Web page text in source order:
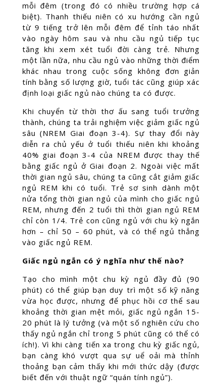
mỗi đêm (trong đó có nhiều trường hợp cá
biệt). Thanh thiếu niên có xu hướng cần ngủ
từ 9 tiếng trở lên mỗi đêm để tỉnh táo nhất
vào ngày hôm sau và nhu cầu ngủ tiếp tục
tăng khi xem xét tuổi đời càng trẻ. Nhưng
một lần nữa, nhu cầu ngủ vào những thời điểm
khác nhau trong cuộc sống không đơn giản
tính bằng số lượng giờ, tuổi tác cũng giúp xác
định loại giấc ngủ nào chúng ta có được.
Khi chuyển từ thời thơ ấu sang tuổi trưởng
thành, chúng ta trải nghiệm việc giảm giấc ngủ
sâu (NREM Giai đoạn 3-4). Sự thay đổi này
diễn ra chủ yếu ở tuổi thiếu niên khi khoảng
40% giai đoạn 3-4 của NREM được thay thế
bằng giấc ngủ ở Giai đoạn 2. Ngoài việc mất
thời gian ngủ sâu, chúng ta cũng cắt giảm giấc
ngủ REM khi có tuổi. Trẻ sơ sinh dành một
nửa tổng thời gian ngủ của mình cho giấc ngủ
REM, nhưng đến 2 tuổi thì thời gian ngủ REM
chỉ còn 1/4. Trẻ con cũng ngủ với chu kỳ ngắn
hơn – chỉ 50 – 60 phút, và có thể ngủ thẳng
vào giấc ngủ REM.
Giấc ngủ ngắn có ý nghĩa như thế nào?
Tạo cho mình một chu kỳ ngủ đầy đủ (90
phút) có thể giúp bạn duy trì một số kỹ năng
vừa học được, nhưng để phục hồi cơ thể sau
khoảng thời gian mệt mỏi, giấc ngủ ngắn 15-
20 phút là lý tưởng (và một số nghiên cứu cho
thấy ngủ ngắn chỉ trong 5 phút cũng có thể có
ích!). Vì khi càng tiến xa trong chu kỳ giấc ngủ,
bạn càng khó vượt qua sự uể oải mà thỉnh
thoảng bạn cảm thấy khi mới thức dậy (được
biết đến với thuật ngữ “quán tính ngủ”).